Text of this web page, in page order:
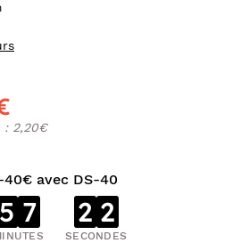
: 2,20€
40€ avec DS-40
5 7 2 2
SECONDES